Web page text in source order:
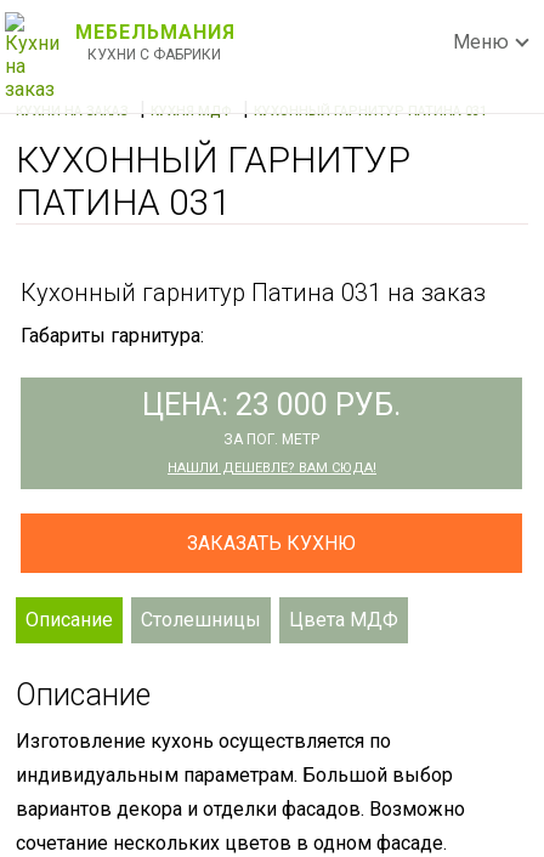
МЕБЕЛЬМАНИЯ
КУХНИ С ФАБРИКИ
Меню
КУХНИ НА ЗАКАЗ |КУХНЯ МДФ |КУХОННЫЙ ГАРНИТУР ПАТИНА 031
КУХОННЫЙ ГАРНИТУР
ПАТИНА 031
Кухонный гарнитур Патина 031 на заказ
Габариты гарнитура:
ЦЕНА: 23 000 РУБ.
ЗА ПОГ. МЕТР
НАШЛИ ДЕШЕВЛЕ? ВАМ СЮДА!
ЗАКАЗАТЬ КУХНЮ
Описание Столешницы Цвета МДФ
Описание
Изготовление кухонь осуществляется по
индивидуальным параметрам. Большой выбор
вариантов декора и отделки фасадов. Возможно
сочетание нескольких цветов в одном фасаде.